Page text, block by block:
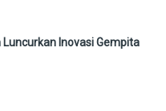
Inovasi Gempita